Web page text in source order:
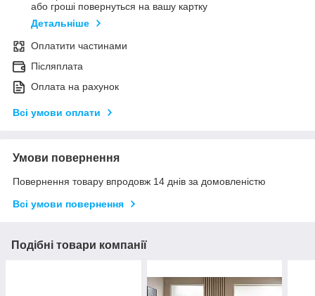
або гроші повернуться на вашу картку
Детальніше
Оплатити частинами
Післяплата
Оплата на рахунок
Всі умови оплати
Умови повернення
Повернення товару впродовж 14 днів за домовленістю
Всі умови повернення
Подібні товари компанії